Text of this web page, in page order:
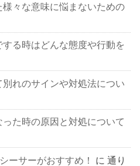
々な意味に悩まないための
る時はどんな態度や行動を
れのサインや対処法につい
た時の原因と対処について
ーサーがおすすめ！ に通り